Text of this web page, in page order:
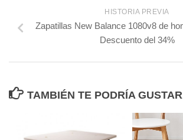
HISTORIA PREVIA
Zapatillas New Balance 1080v8 de
Descuento del 34%
TAMBIÉN TE PODRÍA